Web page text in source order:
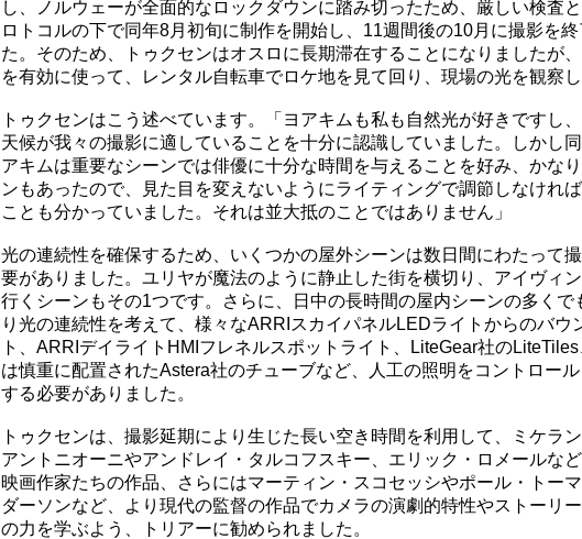
し、ノルウェーが全面的なロックダウンに踏み切ったため、厳しい検査
ロトコルの下で同年8月初旬に制作を開始し、11週間後の10月に撮影を終
た。そのため、トゥクセンはオスロに長期滞在することになりましたが
を有効に使って、レンタル自転車でロケ地を見て回り、現場の光を観察し
トゥクセンはこう述べています。「ヨアキムも私も自然光が好きですし
天候が我々の撮影に適していることを十分に認識していました。しかし
アキムは重要なシーンでは俳優に十分な時間を与えることを好み、かな
ンもあったので、見た目を変えないようにライティングで調節しなけれ
ことも分かっていました。それは並大抵のことではありません」
光の連続性を確保するため、いくつかの屋外シーンは数日間にわたって
要がありました。ユリヤが魔法のように静止した街を横切り、アイヴィ
行くシーンもその1つです。さらに、日中の長時間の屋内シーンの多くで
り光の連続性を考えて、様々なARRIスカイパネルLEDライトからのバウ
ト、ARRIデイライトHMIフレネルスポットライト、LiteGear社のLiteTiles
は慎重に配置されたAstera社のチューブなど、人工の照明をコントロー
する必要がありました。
トゥクセンは、撮影延期により生じた長い空き時間を利用して、ミケラン
アントニオーニやアンドレイ・タルコフスキー、エリック・ロメールな
映画作家たちの作品、さらにはマーティン・スコセッシやポール・トー
ダーソンなど、より現代の監督の作品でカメラの演劇的特性やストーリ
の力を学ぶよう、トリアーに勧められました。